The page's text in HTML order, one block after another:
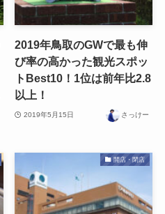
2019年鳥取のGWで最も伸
び率の高かった観光スポッ
トBest10！1位は前年比2.8
以上！
2019年5月15日 さっけー
開店・閉店